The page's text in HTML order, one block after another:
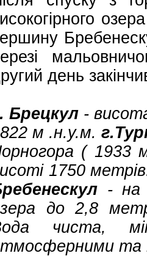
день
Брецкул -
м .н.у.м.
( 1933
1750
- на
до 2,8
чиста,
та